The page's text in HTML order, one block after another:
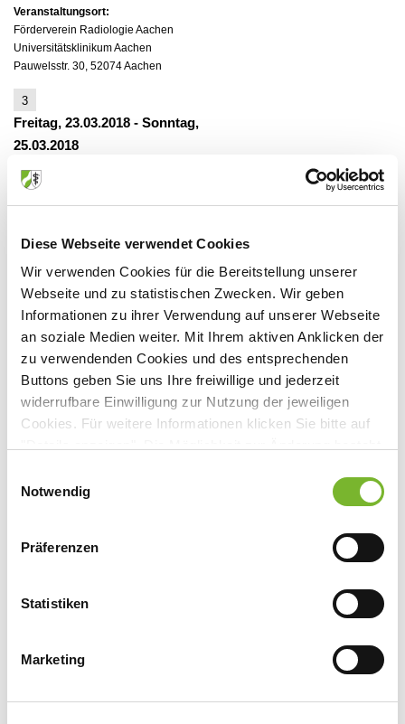
Diese Webseite verwendet Cookies
Wir verwenden Cookies für die Bereitstellung unserer
Webseite und zu statistischen Zwecken. Wir geben
Informationen zu ihrer Verwendung auf unserer Webseite
an soziale Medien weiter. Mit Ihrem aktiven Anklicken der
zu verwendenden Cookies und des entsprechenden
Buttons geben Sie uns Ihre freiwillige und jederzeit
widerrufbare Einwilligung zur Nutzung der jeweiligen
Cookies. Für weitere Informationen klicken Sie bitte auf
Datenschutzerklärung
Notwendig
Präferenzen
Statistiken
Marketing
Veranstaltungsort:
Förderverein Radiologie Aachen
Universitätsklinikum Aachen
Pauwelsstr. 30, 52074 Aachen
3
Freitag, 23.03.2018 - Sonntag,
25.03.2018
Förderverein Radiologie Aachen
Freitag, 15.02.2019-Sonntag,
17.02.2019
Veranstaltungsort:
Förderverein Radiologie Aachen
Universitätsklinikum Aachen
Pauwelsstr. 30, 52074 Aachen
Alt Förderverein Radiologie Aachen Universitätsklinikum
Ansprechpartner:
52074 Aachen
Fax:0240/8082411